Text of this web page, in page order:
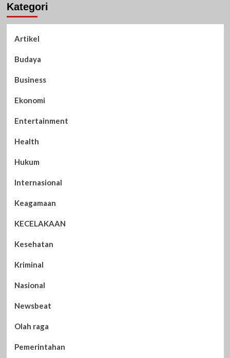
Kategori
Artikel
Budaya
Business
Ekonomi
Entertainment
Health
Hukum
Internasional
Keagamaan
KECELAKAAN
Kesehatan
Kriminal
Nasional
Newsbeat
Olah raga
Pemerintahan